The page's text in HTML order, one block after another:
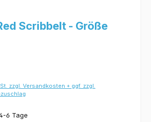
Scribbelt - Größe
zzgl. Versandkosten + ggf. zzgl.
6 Tage